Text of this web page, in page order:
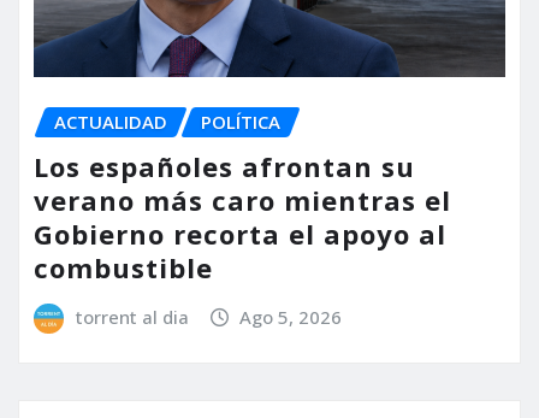
ACTUALIDAD POLÍTICA
Los españoles afrontan su
verano más caro mientras el
Gobierno recorta el apoyo al
combustible
torrent al dia Ago 5, 2026